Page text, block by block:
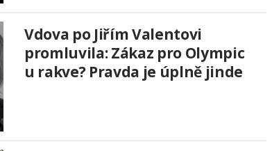
Vdova po Jiřím Valentovi
promluvila: Zákaz pro Olympic
u rakve? Pravda je úplně jinde